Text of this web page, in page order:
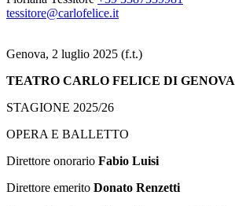
tessitore@carlofelice.it
Genova, 2 luglio 2025 (f.t.)
TEATRO CARLO FELICE DI GENOVA
STAGIONE 2025/26
OPERA E BALLETTO
Direttore onorario Fabio Luisi
Direttore emerito Donato Renzetti